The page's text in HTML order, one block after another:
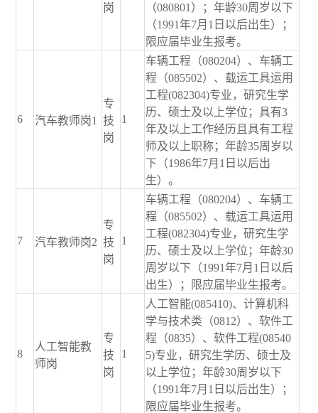
岗
（080801）；年龄30周岁以下
（1991年7月1日以后出生）；
限应届毕业生报考。
6 汽车教师岗1
专
技
岗
1
车辆工程（080204）、车辆工
程（085502）、载运工具运用
工程(082304)专业，研究生学
历、硕士及以上学位；具有3
年及以上工作经历且具有工程
师及以上职称；年龄35周岁以
下（1986年7月1日以后出
生）。
7 汽车教师岗2
专
技
岗
1
车辆工程（080204）、车辆工
程（085502）、载运工具运用
工程(082304)专业，研究生学
历、硕士及以上学位；年龄30
周岁以下（1991年7月1日以后
出生）；限应届毕业生报考。
8
人工智能教
师岗
专
技
岗
1
人工智能(085410)、计算机科
学与技术类（0812）、软件工
程（0835）、软件工程(08540
5)专业，研究生学历、硕士及
以上学位；年龄30周岁以下
（1991年7月1日以后出生）；
限应届毕业生报考。